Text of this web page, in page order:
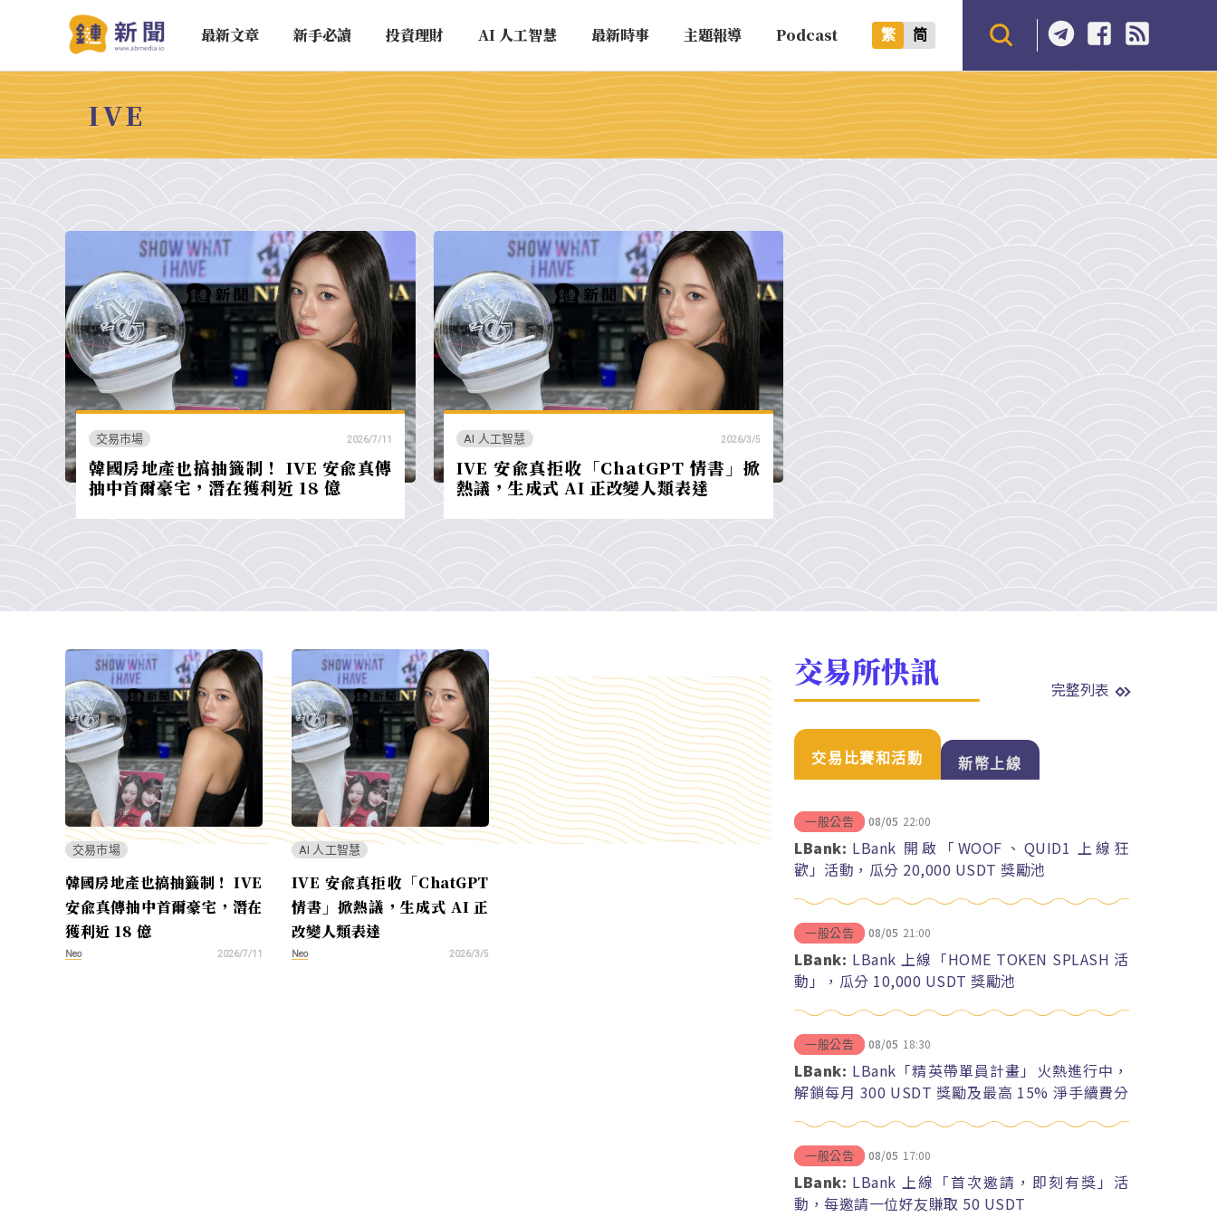
最新文章 新手必讀 投資理財 AI 人工智慧 最新時事 主題報導 Podcast 繁 简
IVE
交易市場 2026/7/11
韓國房地產也搞抽籤制！ IVE 安兪真傳
抽中首爾豪宅，潛在獲利近 18 億
AI 人工智慧 2026/3/5
IVE 安兪真拒收「ChatGPT 情書」掀
熱議，生成式 AI 正改變人類表達
交易市場
韓國房地產也搞抽籤制！ IVE
安兪真傳抽中首爾豪宅，潛在
獲利近 18 億
Neo 2026/7/11
AI 人工智慧
IVE 安兪真拒收「ChatGPT
情書」掀熱議，生成式 AI 正
改變人類表達
Neo 2026/3/5
交易所快訊 完整列表
交易比賽和活動 新幣上線
一般公告 08/05 22:00
LBank: LBank 開啟「WOOF、QUID1 上線狂
歡」活動，瓜分 20,000 USDT 獎勵池
一般公告 08/05 21:00
LBank: LBank 上線「HOME TOKEN SPLASH 活
動」，瓜分 10,000 USDT 獎勵池
一般公告 08/05 18:30
LBank: LBank「精英帶單員計畫」火熱進行中，
解鎖每月 300 USDT 獎勵及最高 15% 淨手續費分
一般公告 08/05 17:00
LBank: LBank 上線「首次邀請，即刻有獎」活
動，每邀請一位好友賺取 50 USDT